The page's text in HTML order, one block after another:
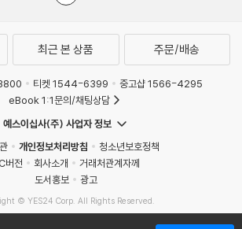
최근 본 상품 주문/배송
티켓 1544-6399
중고샵 1566-4295
eBook 1:1문의/채팅상담
예스이십사(주) 사업자 정보
개인정보처리방침
청소년보호정책
버전
회사소개
거래처관계자께
도서홍보
광고
© YES24 Corp. All Rights Reserved.